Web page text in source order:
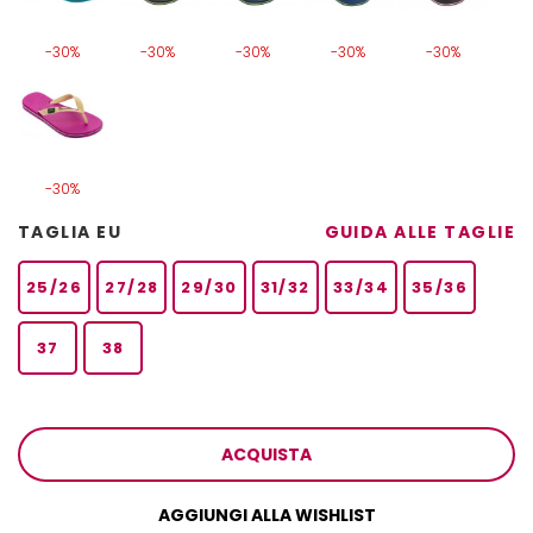
-30% -30% -30% -30% -30%
-30%
TAGLIA EU GUIDA ALLE TAGLIE
25/26 27/28 29/30 31/32 33/34 35/36
37 38
ACQUISTA
AGGIUNGI ALLA WISHLIST